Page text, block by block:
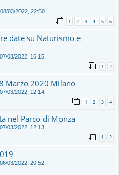
08/03/2022, 22:50
1 2 3 4 5 6
date su Naturismo e
07/03/2022, 16:15
1 2
Marzo 2020 Milano
07/03/2022, 12:14
1 2 3 4
nel Parco di Monza
07/03/2022, 12:13
1 2
06/03/2022, 20:52